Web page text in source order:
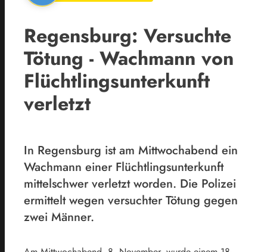
Regensburg: Versuchte
Tötung - Wachmann von
Flüchtlingsunterkunft
verletzt
In Regensburg ist am Mittwochabend ein
Wachmann einer Flüchtlingsunterkunft
mittelschwer verletzt worden. Die Polizei
ermittelt wegen versuchter Tötung gegen
zwei Männer.